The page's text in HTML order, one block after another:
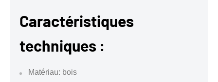
Caractéristiques
techniques :
Matériau: bois